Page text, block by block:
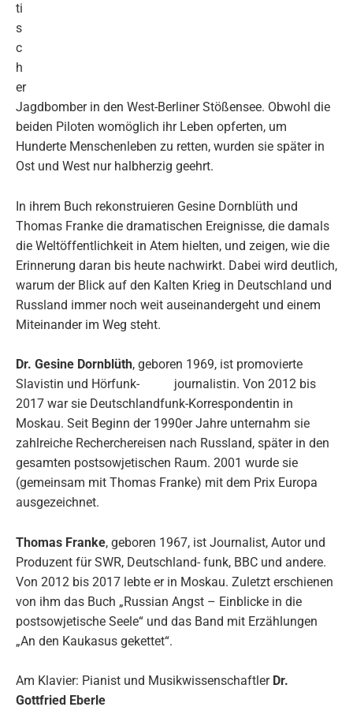
ti
s
c
h
er
Jagdbomber in den West-Berliner Stößensee. Obwohl die
beiden Piloten womöglich ihr Leben opferten, um
Hunderte Menschenleben zu retten, wurden sie später in
Ost und West nur halbherzig geehrt.
In ihrem Buch rekonstruieren Gesine Dornblüth und
Thomas Franke die dramatischen Ereignisse, die damals
die Weltöffentlichkeit in Atem hielten, und zeigen, wie die
Erinnerung daran bis heute nachwirkt. Dabei wird deutlich,
warum der Blick auf den Kalten Krieg in Deutschland und
Russland immer noch weit auseinandergeht und einem
Miteinander im Weg steht.
Dr. Gesine Dornblüth, geboren 1969, ist promovierte
Slavistin und Hörfunk- journalistin. Von 2012 bis
2017 war sie Deutschlandfunk-Korrespondentin in
Moskau. Seit Beginn der 1990er Jahre unternahm sie
zahlreiche Recherchereisen nach Russland, später in den
gesamten postsowjetischen Raum. 2001 wurde sie
(gemeinsam mit Thomas Franke) mit dem Prix Europa
ausgezeichnet.
Thomas Franke, geboren 1967, ist Journalist, Autor und
Produzent für SWR, Deutschland- funk, BBC und andere.
Von 2012 bis 2017 lebte er in Moskau. Zuletzt erschienen
von ihm das Buch „Russian Angst – Einblicke in die
postsowjetische Seele“ und das Band mit Erzählungen
„An den Kaukasus gekettet“.
Am Klavier: Pianist und Musikwissenschaftler Dr.
Gottfried Eberle